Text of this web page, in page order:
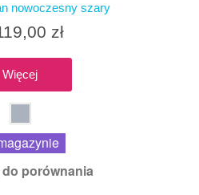
nowoczesny szary
zł
Więcej
porównania